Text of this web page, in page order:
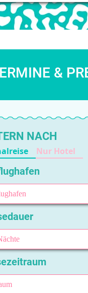
&
NACH
Nur Hotel